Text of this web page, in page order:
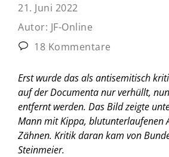
21. Juni 2022
Autor: JF-Online
18 Kommentare
Erst wurde das als antisemitisch
auf der Documenta nur verhüllt,
entfernt werden. Das Bild zeigte
Mann mit Kippa, blutunterlaufenen
Zähnen. Kritik daran kam von
Steinmeier.